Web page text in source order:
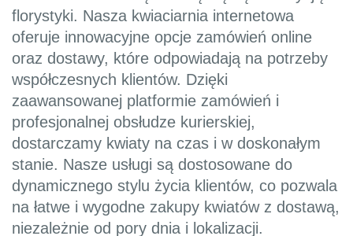
florystyki. Nasza kwiaciarnia internetowa
oferuje innowacyjne opcje zamówień online
oraz dostawy, które odpowiadają na potrzeby
współczesnych klientów. Dzięki
zaawansowanej platformie zamówień i
profesjonalnej obsłudze kurierskiej,
dostarczamy kwiaty na czas i w doskonałym
stanie. Nasze usługi są dostosowane do
dynamicznego stylu życia klientów, co pozwala
na łatwe i wygodne zakupy kwiatów z dostawą,
niezależnie od pory dnia i lokalizacji.